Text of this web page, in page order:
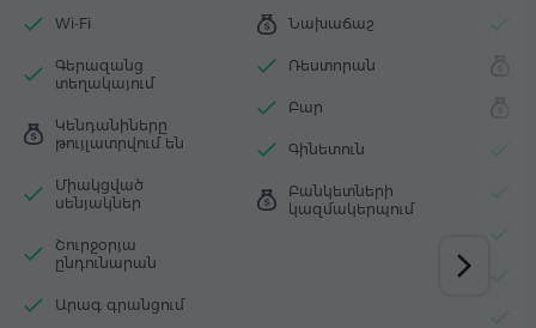
Wi-Fi
Գերազանց
տեղակայում
Կենդանիները
թույլատրվում են
Միակցված
սենյակներ
Շուրջօրյա
ընդունարան
Արագ գրանցում
Նախաճաշ
Ռեստորան
Բար
Գինետուն
Բանկետների
կազմակերպում